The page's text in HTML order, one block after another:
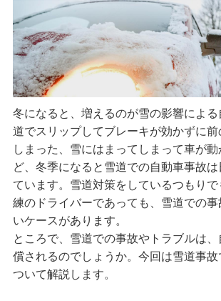
冬になると、増えるのが雪の影響によ
道でスリップしてブレーキが効かずに前
しまった、雪にはまってしまって車が
ど、冬季になると雪道での自動車事故
ています。雪道対策をしているつもり
練のドライバーであっても、雪道での
いケースがあります。
ところで、雪道での事故やトラブルは
償されるのでしょうか。今回は雪道事故
ついて解説します。